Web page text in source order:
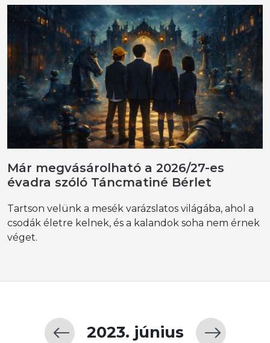
Már megvásárolható a 2026/27-es
évadra szóló Táncmatiné Bérlet
Tartson velünk a mesék varázslatos világába, ahol a
csodák életre kelnek, és a kalandok soha nem érnek
véget.
2023. június